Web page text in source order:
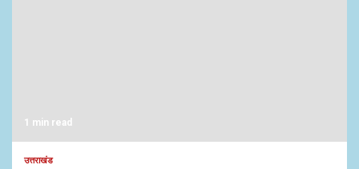
1 min read
उत्तराखंड